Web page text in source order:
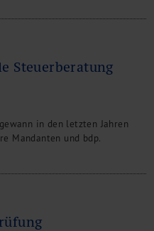
Steuerberatung
in den letzten Jahren
Mandanten und bdp.